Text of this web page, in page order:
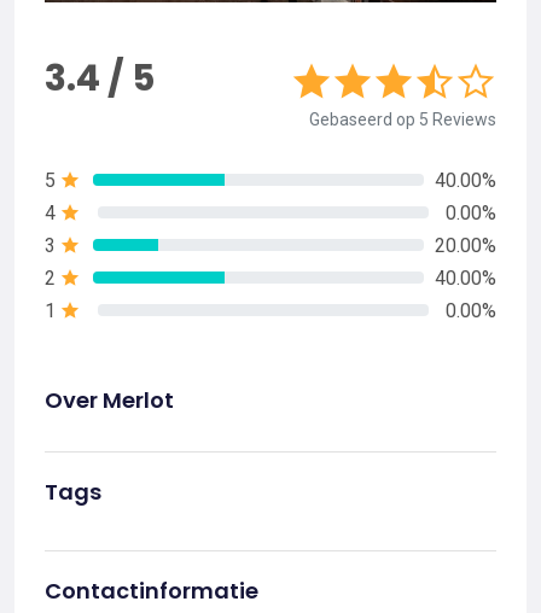
3.4 / 5
Gebaseerd op 5 Reviews
5
40.00%
4
0.00%
3
20.00%
2
40.00%
1
0.00%
Over Merlot
Tags
Contactinformatie